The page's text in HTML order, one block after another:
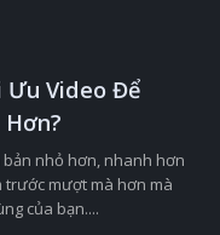
Ưu Video Để
nhỏ hơn, nhanh hơn
trước mượt mà hơn mà
của bạn....